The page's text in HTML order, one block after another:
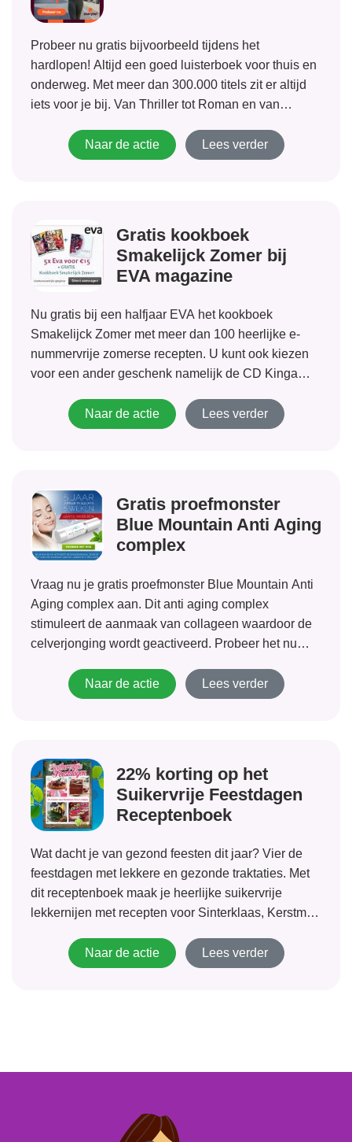
Probeer nu gratis bijvoorbeeld tijdens het
hardlopen! Altijd een goed luisterboek voor thuis en
onderweg. Met meer dan 300.000 titels zit er altijd
iets voor je bij. Van Thriller tot Roman en van
en erbuiten met Storytel luister...
Naar de actie Lees verder
Gratis kookboek
Smakelijck Zomer bij
EVA magazine
Nu gratis bij een halfjaar EVA het kookboek
Smakelijck Zomer met meer dan 100 heerlijke e-
nummervrije zomerse recepten. U kunt ook kiezen
voor een ander geschenk namelijk de CD Kinga
magazine speciaal voor vrouwen en bekijk de...
Naar de actie Lees verder
Gratis proefmonster
Blue Mountain Anti Aging
complex
Vraag nu je gratis proefmonster Blue Mountain Anti
Aging complex aan. Dit anti aging complex
stimuleert de aanmaak van collageen waardoor de
celverjonging wordt geactiveerd. Probeer het nu
van Blue Mountain Skincare belooft een snel...
Naar de actie Lees verder
22% korting op het
Suikervrije Feestdagen
Receptenboek
Wat dacht je van gezond feesten dit jaar? Vier de
feestdagen met lekkere en gezonde traktaties. Met
dit receptenboek maak je heerlijke suikervrije
lekkernijen met recepten voor Sinterklaas, Kerstmis
Naar de actie
Lees verder